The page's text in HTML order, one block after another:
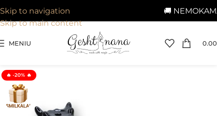
🚚 NEMOKAMAS
Skip to navigation
Skip to main content
MENIU 0.00
🔥 -20% 🔥